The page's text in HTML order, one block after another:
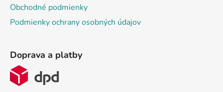
Obchodné podmienky
Podmienky ochrany osobných údajov
Doprava a platby